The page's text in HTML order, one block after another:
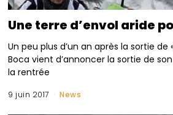
Une terre d’envol aride
Un peu plus d’un an après la sortie de
Boca vient d’annoncer la sortie de
la rentrée
9 juin 2017 News